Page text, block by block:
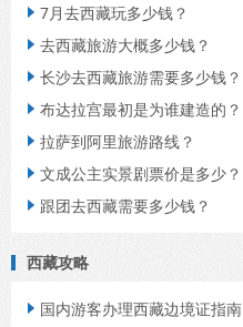
 7月去西藏玩多少钱？
 去西藏旅游大概多少钱？
 长沙去西藏旅游需要多少钱？
 布达拉宫最初是为谁建造的？
 拉萨到阿里旅游路线？
 文成公主实景剧票价是多少？
 跟团去西藏需要多少钱？
西藏攻略
 国内游客办理西藏边境证指南